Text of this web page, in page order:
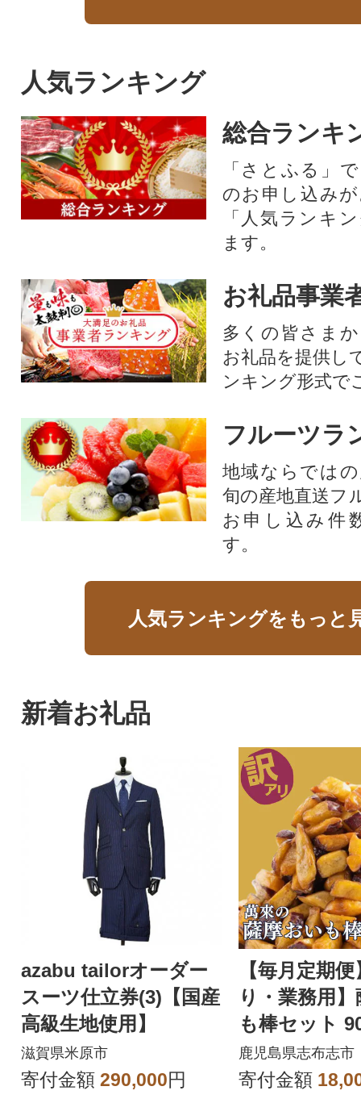
人気ランキング
総合ランキ
「さとふる」
のお申し込み
「人気ランキ
ます。
お礼品事業
多くの皆さま
お礼品を提供し
ンキング形式で
フルーツラ
地域ならでは
旬の産地直送フ
お申し込み件
す。
人気ランキングをもっと
新着お礼品
azabu tailorオーダー
スーツ仕立券(3)【国産
高級生地使用】
滋賀県米原市
寄付金額 290,000円
【毎月定期
り・業務用
も棒セット
回
鹿児島県志布志市
寄付金額